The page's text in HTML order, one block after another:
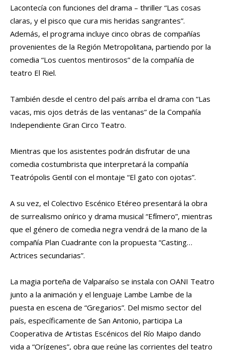
Lacontecía con funciones del drama – thriller “Las cosas
claras, y el pisco que cura mis heridas sangrantes”.
Además, el programa incluye cinco obras de compañías
provenientes de la Región Metropolitana, partiendo por la
comedia “Los cuentos mentirosos” de la compañía de
teatro El Riel.
También desde el centro del país arriba el drama con “Las
vacas, mis ojos detrás de las ventanas” de la Compañía
Independiente Gran Circo Teatro.
Mientras que los asistentes podrán disfrutar de una
comedia costumbrista que interpretará la compañía
Teatrópolis Gentil con el montaje “El gato con ojotas”.
A su vez, el Colectivo Escénico Etéreo presentará la obra
de surrealismo onírico y drama musical “Efímero”, mientras
que el género de comedia negra vendrá de la mano de la
compañía Plan Cuadrante con la propuesta “Casting…
Actrices secundarias”.
La magia porteña de Valparaíso se instala con OANI Teatro
junto a la animación y el lenguaje Lambe Lambe de la
puesta en escena de “Gregarios”. Del mismo sector del
país, específicamente de San Antonio, participa La
Cooperativa de Artistas Escénicos del Río Maipo dando
vida a “Orígenes”, obra que reúne las corrientes del teatro